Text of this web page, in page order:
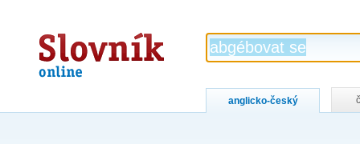
Slovník
online
anglicko-český